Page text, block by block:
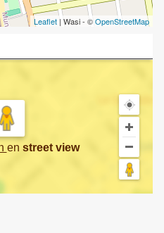
Leaflet | Wasi - ©OpenStreetMap
en street view